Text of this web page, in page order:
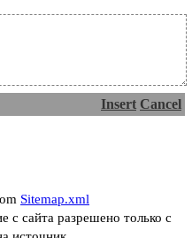
Insert Cancel
Sitemap.xml
сайта разрешено только с